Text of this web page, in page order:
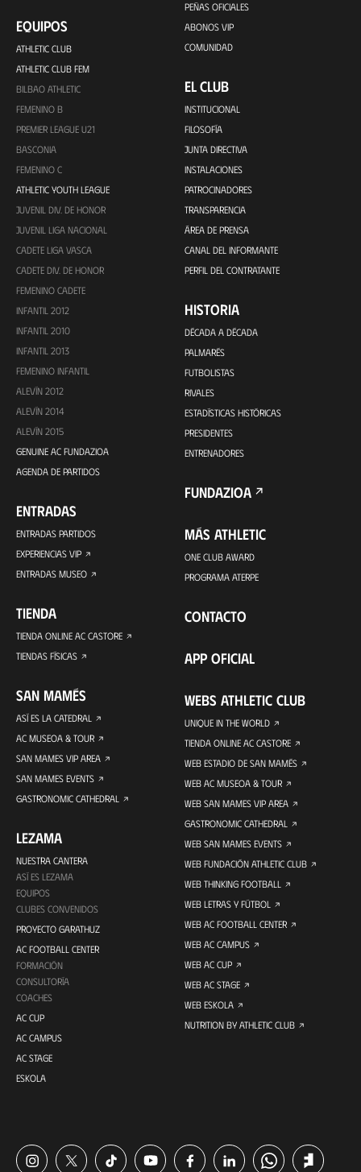
EQUIPOS
ATHLETIC CLUB
ATHLETIC CLUB FEM
BILBAO ATHLETIC
FEMENINO B
PREMIER LEAGUE U21
BASCONIA
FEMENINO C
ATHLETIC YOUTH LEAGUE
JUVENIL DIV. DE HONOR
JUVENIL LIGA NACIONAL
CADETE LIGA VASCA
CADETE DIV. DE HONOR
FEMENINO CADETE
INFANTIL 2012
INFANTIL 2010
INFANTIL 2013
FEMENINO INFANTIL
ALEVÍN 2012
ALEVÍN 2014
ALEVÍN 2015
GENUINE AC FUNDAZIOA
AGENDA DE PARTIDOS
ENTRADAS
ENTRADAS PARTIDOS
EXPERIENCIAS VIP
ENTRADAS MUSEO
TIENDA
TIENDA ONLINE AC CASTORE
TIENDAS FÍSICAS
SAN MAMÉS
ASÍ ES LA CATEDRAL
AC MUSEOA & TOUR
SAN MAMES VIP AREA
SAN MAMES EVENTS
GASTRONOMIC CATHEDRAL
LEZAMA
NUESTRA CANTERA
ASÍ ES LEZAMA
EQUIPOS
CLUBES CONVENIDOS
PROYECTO GARATHUZ
AC FOOTBALL CENTER
FORMACIÓN
CONSULTORÍA
COACHES
AC CUP
AC CAMPUS
AC STAGE
ESKOLA
PEÑAS OFICIALES
ABONOS VIP
COMUNIDAD
EL CLUB
INSTITUCIONAL
FILOSOFÍA
JUNTA DIRECTIVA
INSTALACIONES
PATROCINADORES
TRANSPARENCIA
ÁREA DE PRENSA
CANAL DEL INFORMANTE
PERFIL DEL CONTRATANTE
HISTORIA
DÉCADA A DÉCADA
PALMARÉS
FUTBOLISTAS
RIVALES
ESTADÍSTICAS HISTÓRICAS
PRESIDENTES
ENTRENADORES
FUNDAZIOA
MÁS ATHLETIC
ONE CLUB AWARD
PROGRAMA ATERPE
CONTACTO
APP OFICIAL
WEBS ATHLETIC CLUB
UNIQUE IN THE WORLD
TIENDA ONLINE AC CASTORE
WEB ESTADIO DE SAN MAMÉS
WEB AC MUSEOA & TOUR
WEB SAN MAMES VIP AREA
GASTRONOMIC CATHEDRAL
WEB SAN MAMES EVENTS
WEB FUNDACIÓN ATHLETIC CLUB
WEB THINKING FOOTBALL
WEB LETRAS Y FÚTBOL
WEB AC FOOTBALL CENTER
WEB AC CAMPUS
WEB AC CUP
WEB AC STAGE
WEB ESKOLA
NUTRITION BY ATHLETIC CLUB